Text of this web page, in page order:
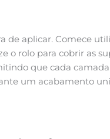
de aplicar. Comece
o rolo para cobrir as
que cada
um acabamento